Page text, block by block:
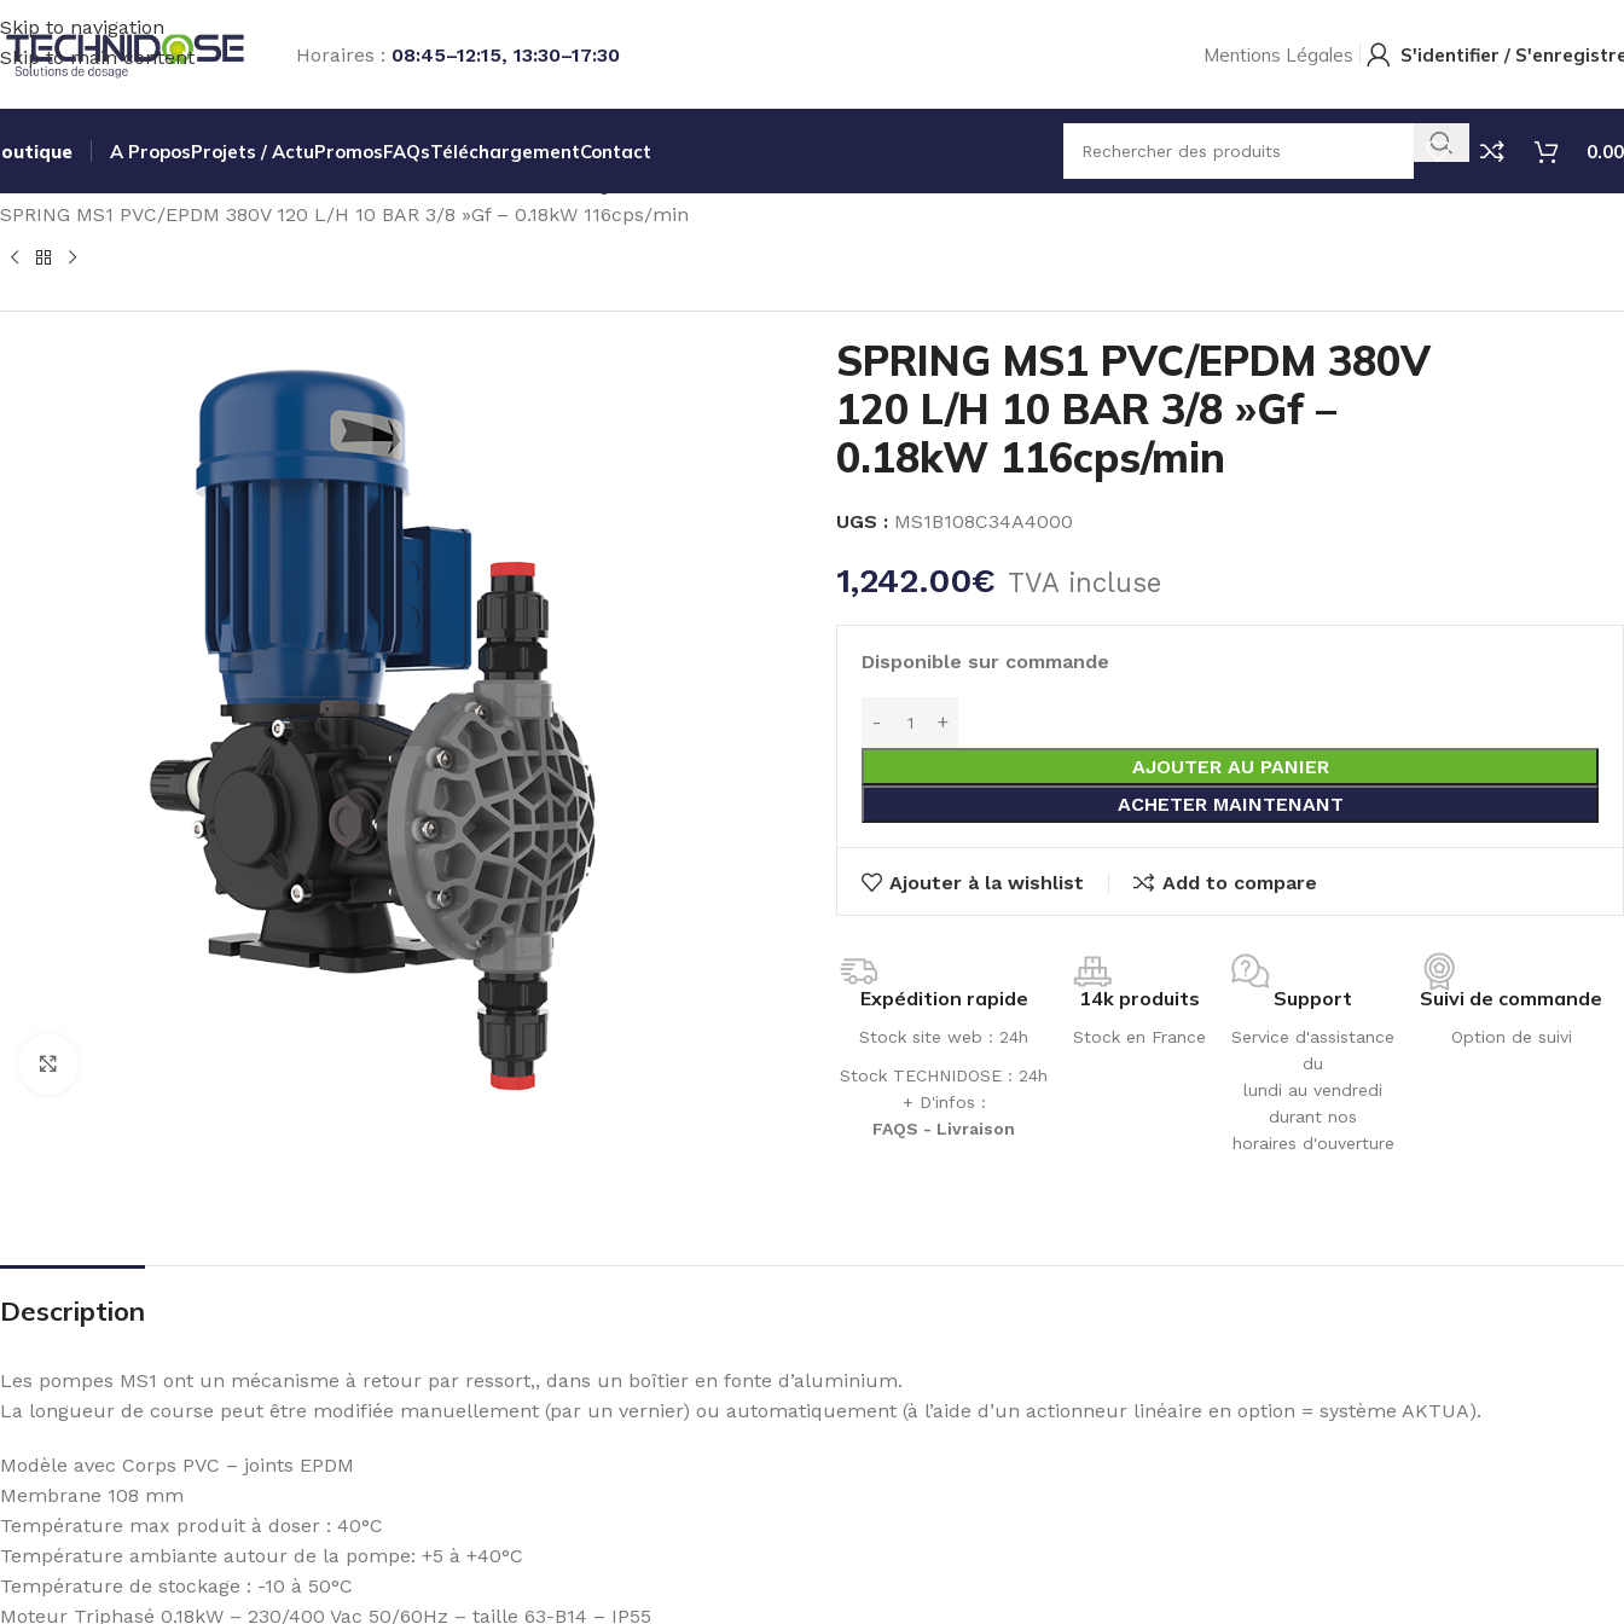
Skip to navigation
Skip to main content
Horaires : 08:45–12:15, 13:30–17:30 Mentions Légales S'identifier /
A ProposProjets / ActuPromosFAQsTéléchargementContact
0.00
SPRING MS1 PVC/EPDM 380V 120 L/H 10 BAR 3/8 »Gf – 0.18kW 116cps/min
SPRING MS1 PVC/EPDM 380V
120 L/H 10 BAR 3/8 »Gf –
0.18kW 116cps/min
UGS : MS1B108C34A4000
1,242.00€ TVA incluse
Disponible sur commande
AJOUTER AU PANIER
ACHETER MAINTENANT
Ajouter à la wishlist Add to compare
Expédition rapide
Stock site web : 24h
Stock TECHNIDOSE : 24h
+ D'infos :
FAQS - Livraison
14k produits
Stock en France
Support
Service d'assistance
du
lundi au vendredi
durant nos
horaires d'ouverture
Suivi de commande
Option de suivi
Description
Les pompes MS1 ont un mécanisme à retour par ressort,, dans un boîtier en fonte d’aluminium.
La longueur de course peut être modifiée manuellement (par un vernier) ou automatiquement (à l’aide d’un actionneur linéaire en option = système AKTUA).
Modèle avec Corps PVC – joints EPDM
Membrane 108 mm
Température max produit à doser : 40°C
Température ambiante autour de la pompe: +5 à +40°C
Température de stockage : -10 à 50°C
Moteur Triphasé 0.18kW – 230/400 Vac 50/60Hz – taille 63-B14 – IP55